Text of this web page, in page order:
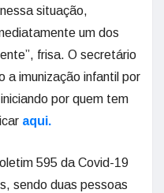
situação,
um dos
frisa. O secretário
a imunização infantil por
por quem tem
aqui.
595 da Covid-19
sendo duas pessoas